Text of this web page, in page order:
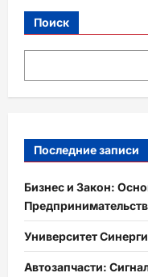
Поиск
Последние записи
Бизнес и Закон:
Университет
Автозапчасти: